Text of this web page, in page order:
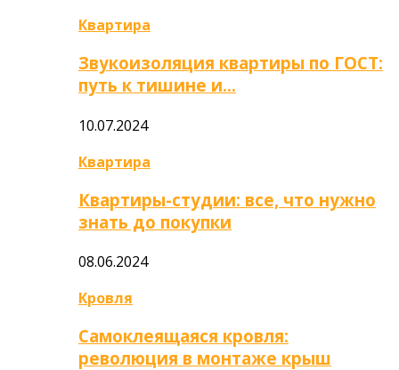
Квартира
Звукоизоляция квартиры по ГОСТ:
путь к тишине и…
10.07.2024
Квартира
Квартиры-студии: все, что нужно
знать до покупки
08.06.2024
Кровля
Самоклеящаяся кровля:
революция в монтаже крыш